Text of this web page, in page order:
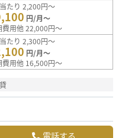
たり 2,200円～
円/月～
費用他 22,000円～
たり 2,300円～
円/月～
費用他 16,500円～
電話する